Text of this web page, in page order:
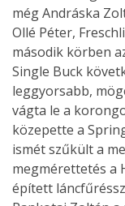
még Andráska
Ollé Péter,
második körben
Single Buck
leggyorsabb,
vágta le a
közepette a
ismét szűkült a
megmérettetés a
épített